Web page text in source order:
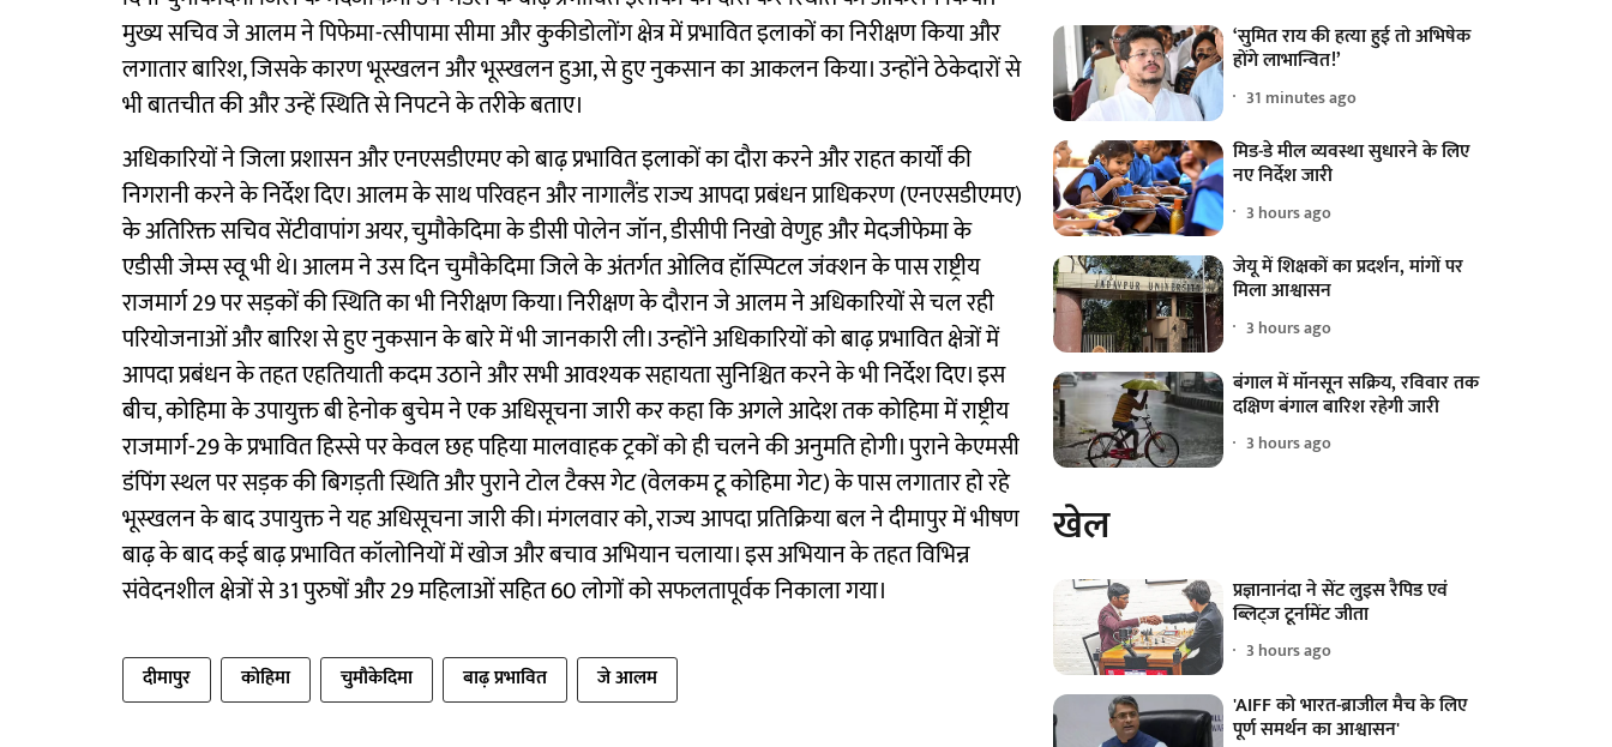
मुख्य सचिव जे आलम ने पिफेमा-त्सीपामा सीमा और कुकीडोलोंग क्षेत्र में प्रभावित इलाकों का निरीक्षण किया और
लगातार बारिश, जिसके कारण भूस्खलन और भूस्खलन हुआ, से हुए नुकसान का आकलन किया। उन्होंने ठेकेदारों से
भी बातचीत की और उन्हें स्थिति से निपटने के तरीके बताए।
अधिकारियों ने जिला प्रशासन और एनएसडीएमए को बाढ़ प्रभावित इलाकों का दौरा करने और राहत कार्यों की
निगरानी करने के निर्देश दिए। आलम के साथ परिवहन और नागालैंड राज्य आपदा प्रबंधन प्राधिकरण (एनएसडीएमए)
के अतिरिक्त सचिव सेंटीवापांग अयर, चुमौकेदिमा के डीसी पोलेन जॉन, डीसीपी निखो वेणुह और मेदजीफेमा के
एडीसी जेम्स स्वू भी थे। आलम ने उस दिन चुमौकेदिमा जिले के अंतर्गत ओलिव हॉस्पिटल जंक्शन के पास राष्ट्रीय
राजमार्ग 29 पर सड़कों की स्थिति का भी निरीक्षण किया। निरीक्षण के दौरान जे आलम ने अधिकारियों से चल रही
परियोजनाओं और बारिश से हुए नुकसान के बारे में भी जानकारी ली। उन्होंने अधिकारियों को बाढ़ प्रभावित क्षेत्रों में
आपदा प्रबंधन के तहत एहतियाती कदम उठाने और सभी आवश्यक सहायता सुनिश्चित करने के भी निर्देश दिए। इस
बीच, कोहिमा के उपायुक्त बी हेनोक बुचेम ने एक अधिसूचना जारी कर कहा कि अगले आदेश तक कोहिमा में राष्ट्रीय
राजमार्ग-29 के प्रभावित हिस्से पर केवल छह पहिया मालवाहक ट्रकों को ही चलने की अनुमति होगी। पुराने केएमसी
डंपिंग स्थल पर सड़क की बिगड़ती स्थिति और पुराने टोल टैक्स गेट (वेलकम टू कोहिमा गेट) के पास लगातार हो रहे
भूस्खलन के बाद उपायुक्त ने यह अधिसूचना जारी की। मंगलवार को, राज्य आपदा प्रतिक्रिया बल ने दीमापुर में भीषण
बाढ़ के बाद कई बाढ़ प्रभावित कॉलोनियों में खोज और बचाव अभियान चलाया। इस अभियान के तहत विभिन्न
संवेदनशील क्षेत्रों से 31 पुरुषों और 29 महिलाओं सहित 60 लोगों को सफलतापूर्वक निकाला गया।
दीमापुर कोहिमा चुमौकेदिमा बाढ़ प्रभावित जे आलम
‘सुमित राय की हत्या हुई तो अभिषेक
होंगे लाभान्वित!’
31 minutes ago
मिड-डे मील व्यवस्था सुधारने के लिए
नए निर्देश जारी
3 hours ago
जेयू में शिक्षकों का प्रदर्शन, मांगों पर
मिला आश्वासन
3 hours ago
बंगाल में मॉनसून सक्रिय, रविवार तक
दक्षिण बंगाल बारिश रहेगी जारी
3 hours ago
खेल
प्रज्ञानानंदा ने सेंट लुइस रैपिड एवं
ब्लिट्ज टूर्नामेंट जीता
3 hours ago
'AIFF को भारत-ब्राजील मैच के लिए
पूर्ण समर्थन का आश्वासन'